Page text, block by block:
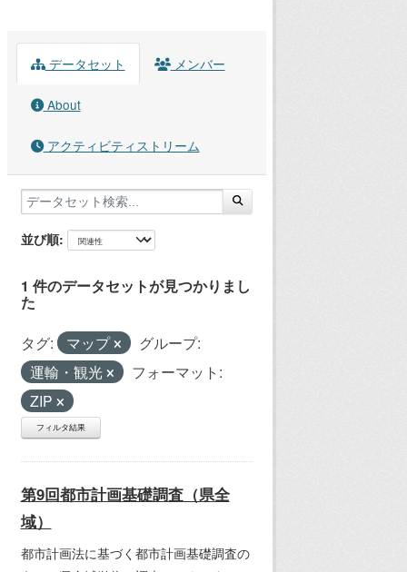
データセット メンバー
About
アクティビティストリーム
並び順
1 件のデータセットが見つかりまし
た
タグ: マップ
グループ:
運輸・観光
フォーマット:
ZIP
フィルタ結果
第9回都市計画基礎調査（県全
域）
都市計画法に基づく都市計画基礎調査の